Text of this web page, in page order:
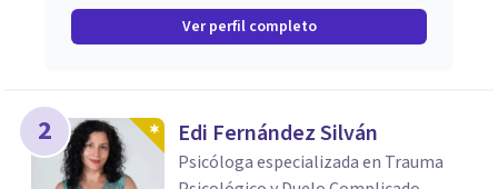
Ver perfil completo
2 Edi Fernández Silván
Psicóloga especializada en Trauma